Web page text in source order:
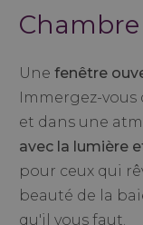
Une fenêtre
Immergez-vous
et dans une
avec la lumière
pour ceux qui
beauté de la
qu'il vous faut.